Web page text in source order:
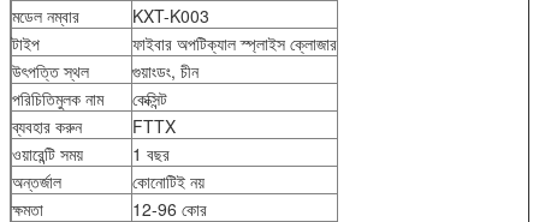
মডেল নম্বার
KXT-K003
টাইপ
ফাইবার অপটিক্যাল স্প্লাইস ক্লোজার
উৎপত্তি স্থল
গুয়াংডং, চীন
পরিচিতিমুলক নাম
কেক্সিন্ট
ব্যবহার করুন
FTTX
ওয়ারেন্টি সময়
1 বছর
অন্তর্জাল
কোনোটিই নয়
ক্ষমতা
12-96 কোর